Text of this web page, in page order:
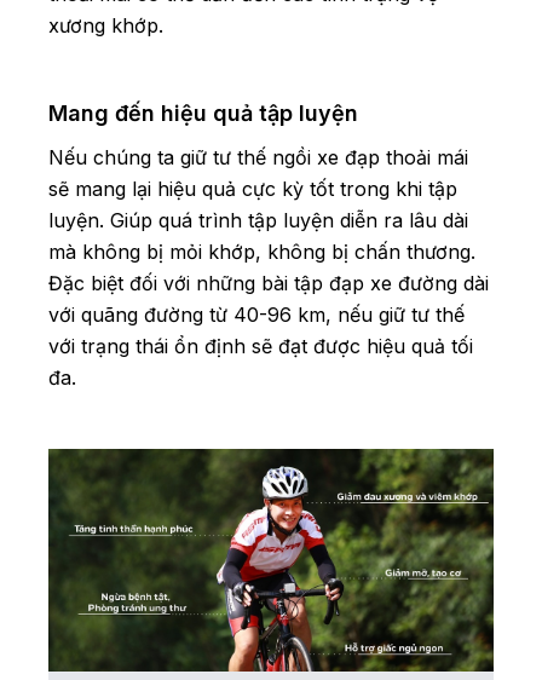
xương khớp.
Mang đến hiệu quả tập luyện
Nếu chúng ta giữ tư thế ngồi xe đạp thoải mái
sẽ mang lại hiệu quả cực kỳ tốt trong khi tập
luyện. Giúp quá trình tập luyện diễn ra lâu dài
mà không bị mỏi khớp, không bị chấn thương.
Đặc biệt đối với những bài tập đạp xe đường dài
với quãng đường từ 40-96 km, nếu giữ tư thế
với trạng thái ổn định sẽ đạt được hiệu quả tối
đa.